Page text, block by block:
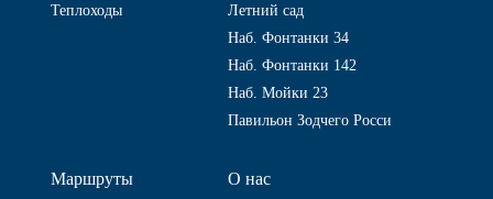
Теплоходы
Летний сад
Наб. Фонтанки 34
Наб. Фонтанки 142
Наб. Мойки 23
Павильон Зодчего Росси
Маршруты О нас